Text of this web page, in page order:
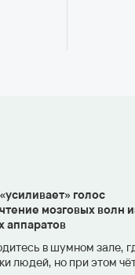
голос
мозговых волн
аппаратов
в шумном зале,
людей, но при этом